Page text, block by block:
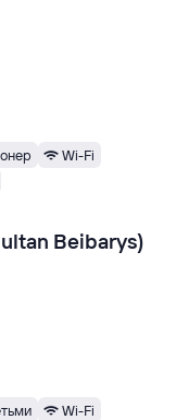
Wi-Fi
Beibarys)
Wi-Fi